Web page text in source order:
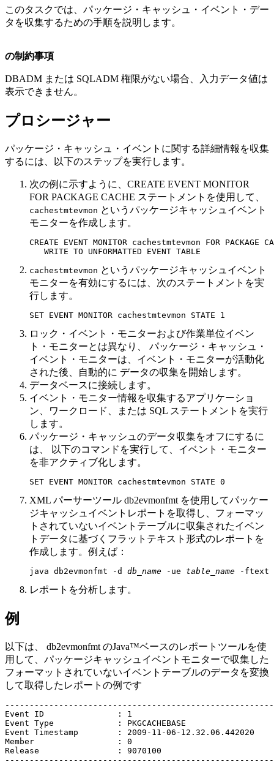
このタスクでは、パッケージ・キャッシュ・イベント・デー
タを収集するための手順を説明します。
の制約事項
DBADM または SQLADM 権限がない場合、入力データ値は
表示できません。
プロシージャー
パッケージ・キャッシュ・イベントに関する詳細情報を収集
するには、以下のステップを実行します。
次の例に示すように、CREATE EVENT MONITOR
FOR PACKAGE CACHE ステートメントを使用して、
cachestmtevmon というパッケージキャッシュイベント
モニターを作成します。
CREATE EVENT MONITOR cachestmtevmon FOR PACKAGE
   WRITE TO UNFORMATTED EVENT TABLE
cachestmtevmon というパッケージキャッシュイベント
モニターを有効にするには、次のステートメントを実
行します。
SET EVENT MONITOR cachestmtevmon STATE 1
ロック・イベント・モニターおよび作業単位イベン
ト・モニターとは異なり、 パッケージ・キャッシュ・
イベント・モニターは、イベント・モニターが活動化
された後、自動的に データの収集を開始します。
データベースに接続します。
イベント・モニター情報を収集するアプリケーショ
ン、ワークロード、または SQL ステートメントを実行
します。
パッケージ・キャッシュのデータ収集をオフにするに
は、 以下のコマンドを実行して、イベント・モニター
を非アクティブ化します。
SET EVENT MONITOR cachestmtevmon STATE 0
XML パーサーツール db2evmonfmt を使用してパッケー
ジキャッシュイベントレポートを取得し、フォーマッ
トされていないイベントテーブルに収集されたイベン
トデータに基づくフラットテキスト形式のレポートを
作成します。例えば：
java db2evmonfmt -d db_name -ue table_name -ftext
レポートを分析します。
例
以下は、 db2evmonfmt のJava™ベースのレポートツールを使
用して、パッケージキャッシュイベントモニターで収集した
フォーマットされていないイベントテーブルのデータを変換
して取得したレポートの例です
-------------------------------------------------------
Event ID               : 1
Event Type             : PKGCACHEBASE
Event Timestamp        : 2009-11-06-12.32.06.442020
Member                 : 0
Release                : 9070100
-------------------------------------------------------